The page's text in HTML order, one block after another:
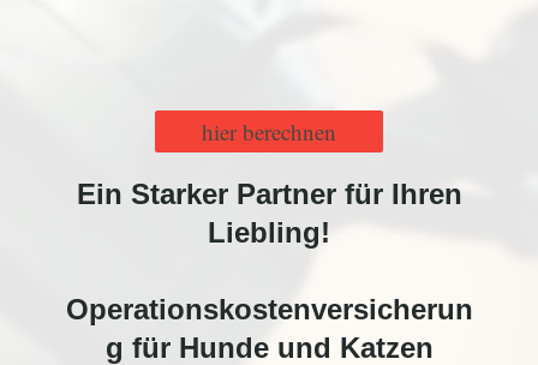
hier berechnen
Ein Starker Partner für Ihren
Liebling!
Operationskostenversicherun
g für Hunde und Katzen